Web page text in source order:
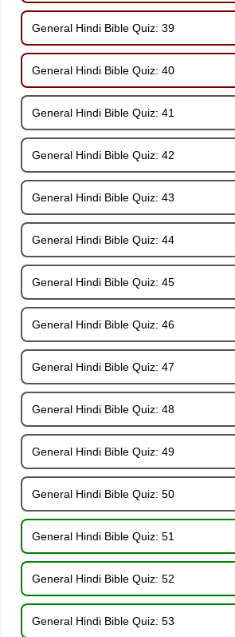
General Hindi Bible Quiz: 39
General Hindi Bible Quiz: 40
General Hindi Bible Quiz: 41
General Hindi Bible Quiz: 42
General Hindi Bible Quiz: 43
General Hindi Bible Quiz: 44
General Hindi Bible Quiz: 45
General Hindi Bible Quiz: 46
General Hindi Bible Quiz: 47
General Hindi Bible Quiz: 48
General Hindi Bible Quiz: 49
General Hindi Bible Quiz: 50
General Hindi Bible Quiz: 51
General Hindi Bible Quiz: 52
General Hindi Bible Quiz: 53